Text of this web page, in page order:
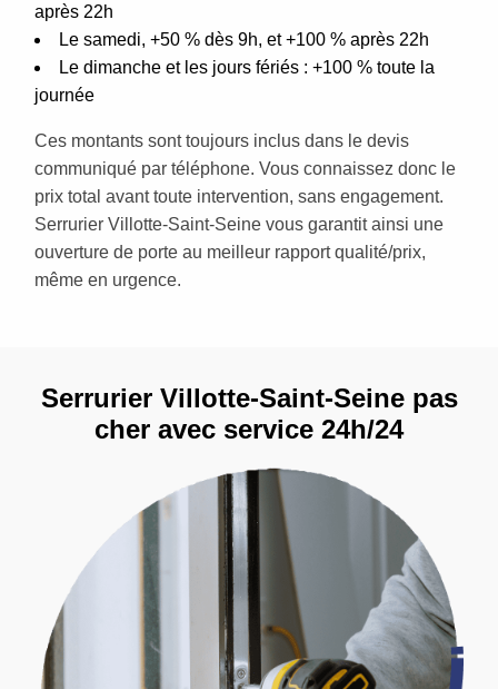
après 22h
Le samedi, +50 % dès 9h, et +100 % après 22h
Le dimanche et les jours fériés : +100 % toute la
journée
Ces montants sont toujours inclus dans le devis
communiqué par téléphone. Vous connaissez donc le
prix total avant toute intervention, sans engagement.
Serrurier Villotte-Saint-Seine vous garantit ainsi une
ouverture de porte au meilleur rapport qualité/prix,
même en urgence.
Serrurier Villotte-Saint-Seine pas
cher avec service 24h/24